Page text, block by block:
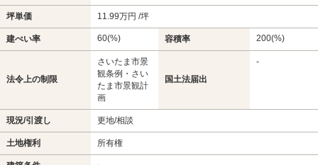
坪単価 11.99万円 /坪
建ぺい率 60(%) 容積率 200(%)
法令上の制限
さいたま市景
観条例・さい
たま市景観計
画
国土法届出
-
現況/引渡し 更地/相談
土地権利 所有権